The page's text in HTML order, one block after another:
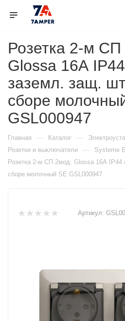
Розетка 2-м
Glossa 16А
заземл. защ.
сборе
GSL000947
Главная — Каталог —
Розетки и выключатели — Systeme
Розетка 2-м СП 2мод. Glossa 16А IP44
сборе молочный SE GSL000947
Артикул: